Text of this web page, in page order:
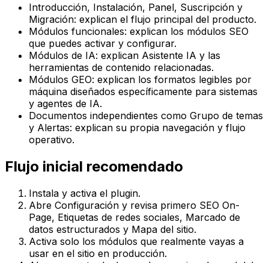
Introducción, Instalación, Panel, Suscripción y
Migración: explican el flujo principal del producto.
Módulos funcionales: explican los módulos SEO
que puedes activar y configurar.
Módulos de IA: explican Asistente IA y las
herramientas de contenido relacionadas.
Módulos GEO: explican los formatos legibles por
máquina diseñados específicamente para sistemas
y agentes de IA.
Documentos independientes como Grupo de temas
y Alertas: explican su propia navegación y flujo
operativo.
Flujo inicial recomendado
Instala y activa el plugin.
Abre Configuración y revisa primero SEO On-
Page, Etiquetas de redes sociales, Marcado de
datos estructurados y Mapa del sitio.
Activa solo los módulos que realmente vayas a
usar en el sitio en producción.